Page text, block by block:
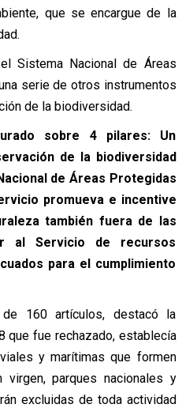
que se encargue de la
Sistema Nacional de Áreas
serie de otros instrumentos
de la biodiversidad.
sobre 4 pilares: Un
de la biodiversidad
de Áreas Protegidas
promueva e incentive
también fuera de las
al Servicio de recursos
para el cumplimiento
160 artículos, destacó la
que fue rechazado, establecía
y marítimas que formen
parques nacionales y
excluidas de toda actividad